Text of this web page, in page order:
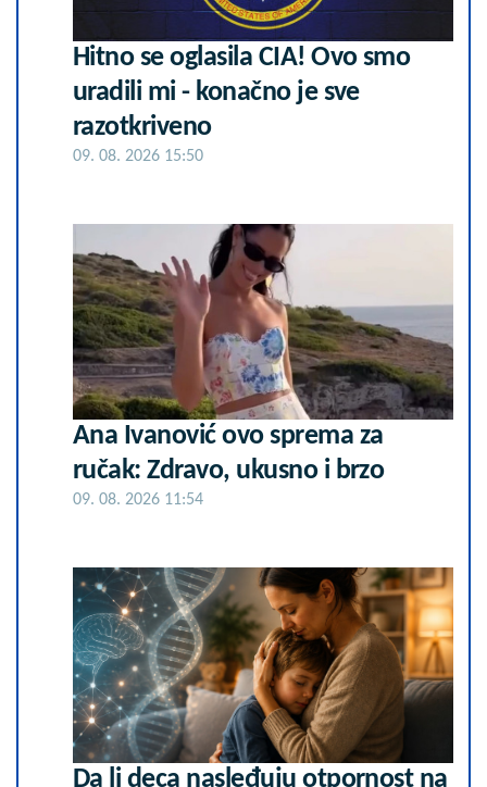
Hitno se oglasila CIA! Ovo smo
uradili mi - konačno je sve
razotkriveno
09. 08. 2026 15:50
Ana Ivanović ovo sprema za
ručak: Zdravo, ukusno i brzo
09. 08. 2026 11:54
Da li deca nasleđuju otpornost na